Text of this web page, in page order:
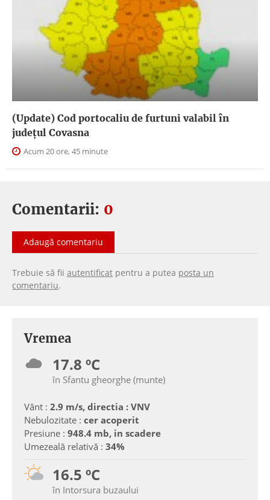
(Update) Cod portocaliu de furtuni valabil în
judeţul Covasna
Acum 20 ore, 45 minute
Comentarii: 0
Adaugă comentariu
Trebuie să fii autentificat pentru a putea posta un
comentariu.
Vremea
17.8 ºC
în Sfantu gheorghe (munte)
Vânt : 2.9 m/s, directia : VNV
Nebulozitate : cer acoperit
Presiune : 948.4 mb, in scadere
Umezeală relativă : 34%
16.5 ºC
în Intorsura buzaului